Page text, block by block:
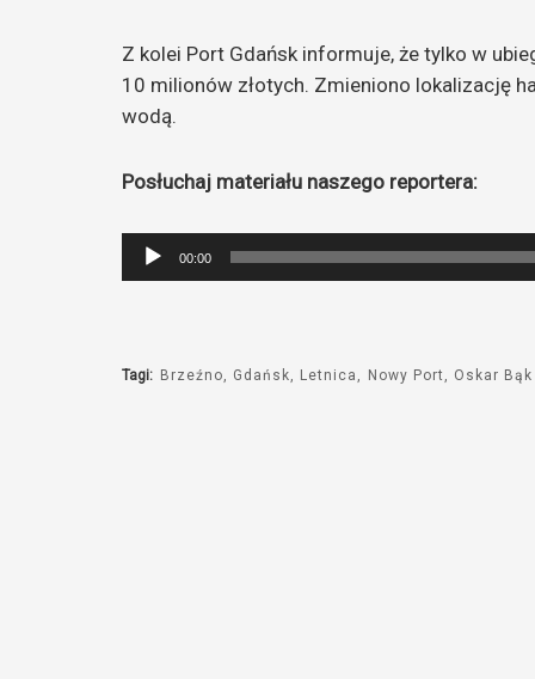
Z kolei Port Gdańsk informuje, że tylko w
10 milionów złotych. Zmieniono lokalizację
wodą.
Posłuchaj materiału naszego reportera:
Odtwarzacz
plików
00:00
Tagi: Brzeźno Gdańsk Letnica Nowy Port Oskar Bąk